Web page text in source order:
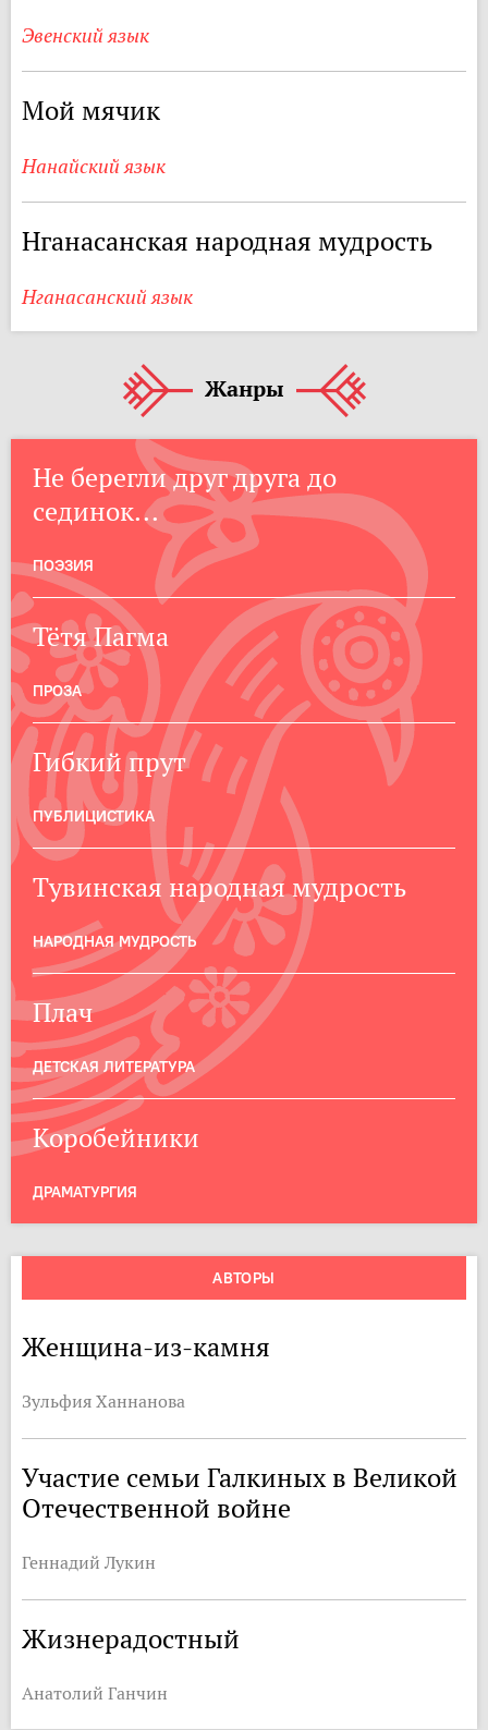
Эвенский язык
Мой мячик
Нанайский язык
Нганасанская народная мудрость
Нганасанский язык
Жанры
Не берегли друг друга до
сединок...
ПОЭЗИЯ
Тётя Пагма
ПРОЗА
Гибкий прут
ПУБЛИЦИСТИКА
Тувинская народная мудрость
НАРОДНАЯ МУДРОСТЬ
Плач
ДЕТСКАЯ ЛИТЕРАТУРА
Коробейники
ДРАМАТУРГИЯ
АВТОРЫ
Женщина-из-камня
Зульфия Ханнанова
Участие семьи Галкиных в Великой
Отечественной войне
Геннадий Лукин
Жизнерадостный
Анатолий Ганчин